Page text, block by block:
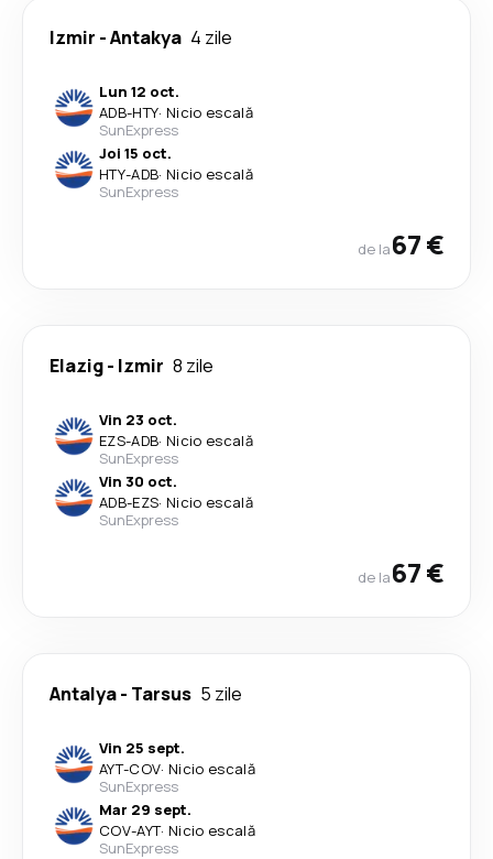
Izmir -Antakya 4 zile
Lun 12 oct.
ADB-HTY· Nicio escală
SunExpress
Joi 15 oct.
HTY-ADB· Nicio escală
SunExpress
de la67 €
Elazig- Izmir 8 zile
Vin 23 oct.
EZS-ADB· Nicio escală
SunExpress
Vin 30 oct.
ADB-EZS· Nicio escală
SunExpress
de la67 €
Antalya- Tarsus 5 zile
Vin 25 sept.
AYT-COV· Nicio escală
SunExpress
Mar 29 sept.
COV-AYT· Nicio escală
SunExpress